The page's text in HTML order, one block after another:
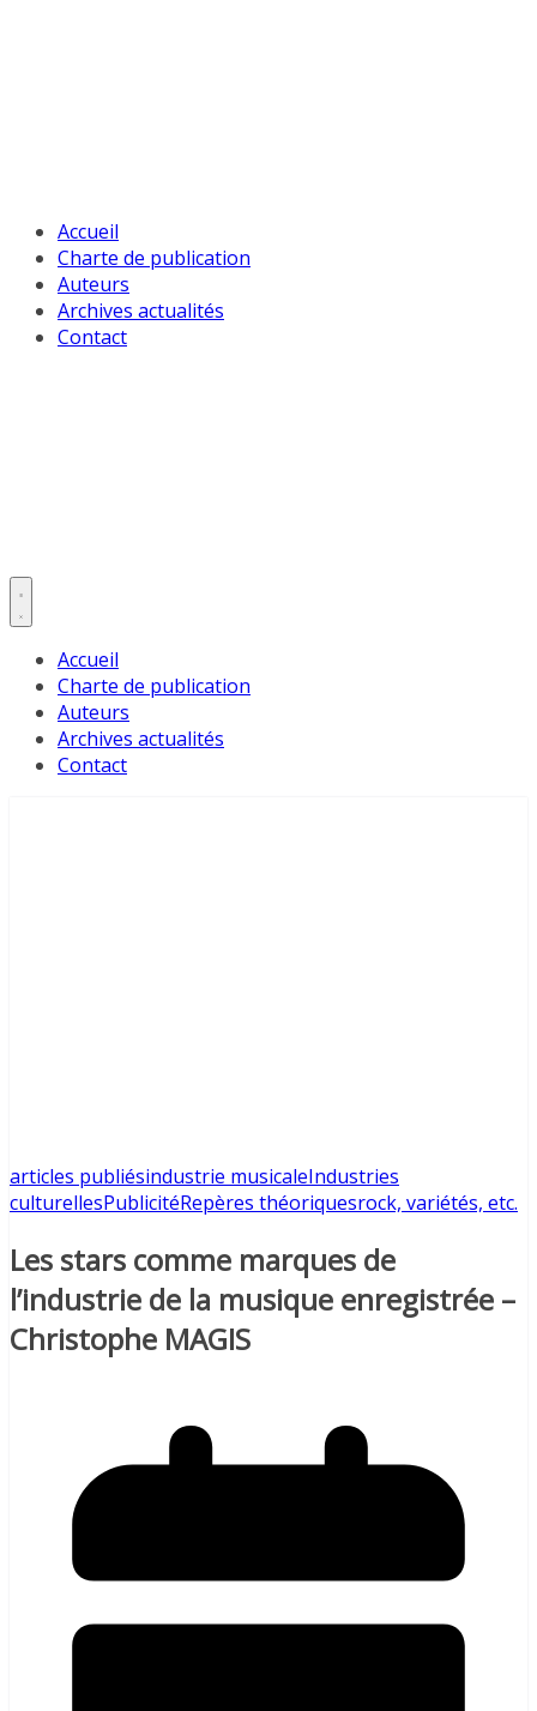
Accueil
Charte de publication
Auteurs
Archives actualités
Contact
Accueil
Charte de publication
Auteurs
Archives actualités
Contact
articles publiésindustrie musicaleIndustries
culturellesPublicitéRepères théoriquesrock, variétés, etc.
Les stars comme marques de
l’industrie de la musique enregistrée –
Christophe MAGIS